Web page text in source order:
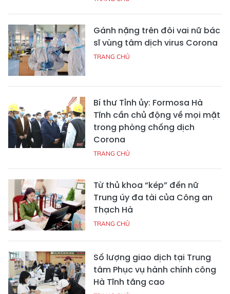
Gánh nặng trên đôi vai nữ bác
sĩ vùng tâm dịch virus Corona
TRANG CHỦ
Bí thư Tỉnh ủy: Formosa Hà
Tĩnh cần chủ động về mọi mặt
trong phòng chống dịch
Corona
TRANG CHỦ
Từ thủ khoa “kép” đến nữ
Trung úy đa tài của Công an
Thạch Hà
TRANG CHỦ
Số lượng giao dịch tại Trung
tâm Phục vụ hành chính công
Hà Tĩnh tăng cao